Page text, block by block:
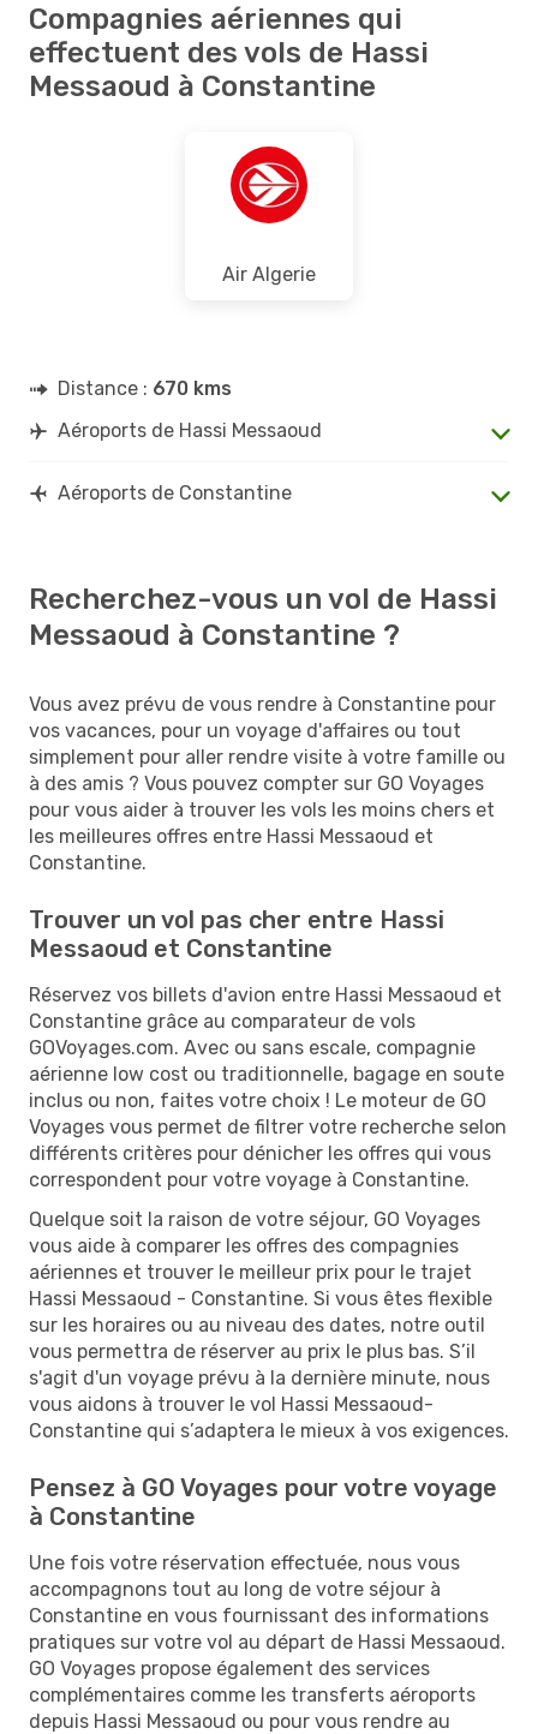
Compagnies aériennes qui
effectuent des vols de Hassi
Messaoud à Constantine
Air Algerie
Distance : 670 kms
Aéroports de Hassi Messaoud
Aéroports de Constantine
Recherchez-vous un vol de Hassi
Messaoud à Constantine ?
Vous avez prévu de vous rendre à Constantine pour
vos vacances, pour un voyage d'affaires ou tout
simplement pour aller rendre visite à votre famille ou
à des amis ? Vous pouvez compter sur GO Voyages
pour vous aider à trouver les vols les moins chers et
les meilleures offres entre Hassi Messaoud et
Constantine.
Trouver un vol pas cher entre Hassi
Messaoud et Constantine
Réservez vos billets d'avion entre Hassi Messaoud et
Constantine grâce au comparateur de vols
GOVoyages.com. Avec ou sans escale, compagnie
aérienne low cost ou traditionnelle, bagage en soute
inclus ou non, faites votre choix ! Le moteur de GO
Voyages vous permet de filtrer votre recherche selon
différents critères pour dénicher les offres qui vous
correspondent pour votre voyage à Constantine.
Quelque soit la raison de votre séjour, GO Voyages
vous aide à comparer les offres des compagnies
aériennes et trouver le meilleur prix pour le trajet
Hassi Messaoud - Constantine. Si vous êtes flexible
sur les horaires ou au niveau des dates, notre outil
vous permettra de réserver au prix le plus bas. S’il
s'agit d'un voyage prévu à la dernière minute, nous
vous aidons à trouver le vol Hassi Messaoud-
Constantine qui s’adaptera le mieux à vos exigences.
Pensez à GO Voyages pour votre voyage
à Constantine
Une fois votre réservation effectuée, nous vous
accompagnons tout au long de votre séjour à
Constantine en vous fournissant des informations
pratiques sur votre vol au départ de Hassi Messaoud.
GO Voyages propose également des services
complémentaires comme les transferts aéroports
depuis Hassi Messaoud ou pour vous rendre au